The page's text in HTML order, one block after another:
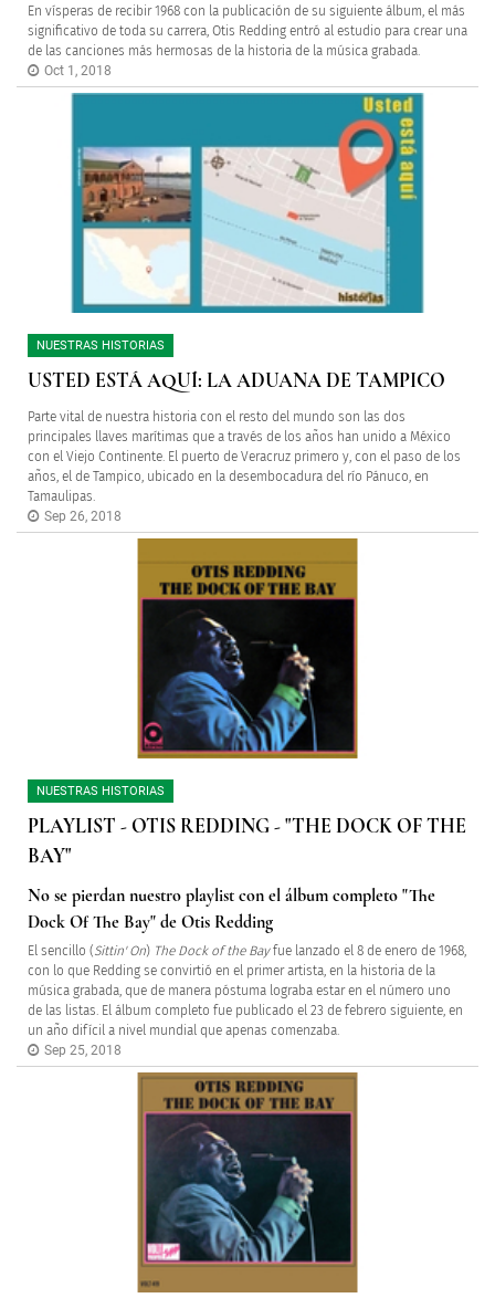
En vísperas de recibir 1968 con la publicación de su siguiente álbum, el más
significativo de toda su carrera, Otis Redding entró al estudio para crear una
de las canciones más hermosas de la historia de la música grabada.
Oct 1, 2018
NUESTRAS HISTORIAS
USTED ESTÁ AQUÍ: LA ADUANA DE TAMPICO
Parte vital de nuestra historia con el resto del mundo son las dos
principales llaves marítimas que a través de los años han unido a México
con el Viejo Continente. El puerto de Veracruz primero y, con el paso de los
años, el de Tampico, ubicado en la desembocadura del río Pánuco, en
Tamaulipas.
Sep 26, 2018
NUESTRAS HISTORIAS
PLAYLIST - OTIS REDDING - "THE DOCK OF THE
BAY"
No se pierdan nuestro playlist con el álbum completo "The
Dock Of The Bay" de Otis Redding
El sencillo (Sittin' On) The Dock of the Bayfue lanzado el 8 de enero de 1968,
con lo que Redding se convirtió en el primer artista, en la historia de la
música grabada, que de manera póstuma lograba estar en el número uno
de las listas. El álbum completo fue publicado el 23 de febrero siguiente, en
un año difícil a nivel mundial que apenas comenzaba.
Sep 25, 2018